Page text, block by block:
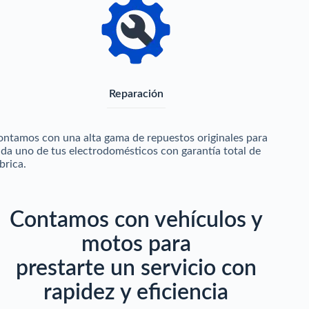
Reparación
con una alta gama de repuestos originales para
uno de tus electrodomésticos con garantía total de
Contamos con vehículos y
motos para
prestarte un servicio con
rapidez y eficiencia